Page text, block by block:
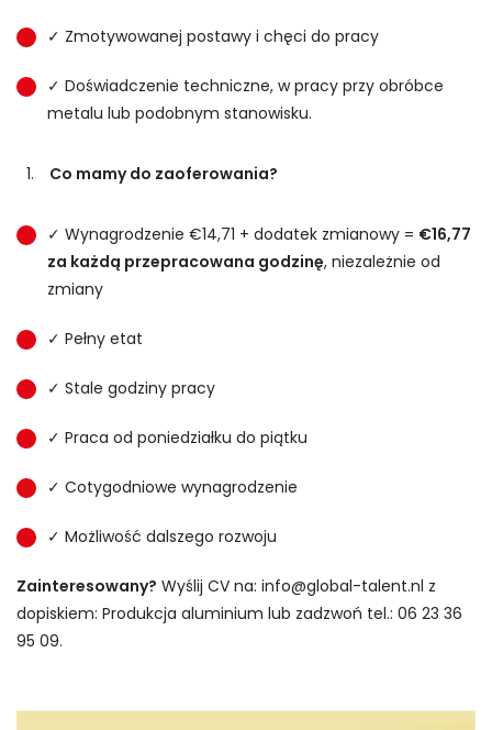
✓ Zmotywowanej postawy i chęci do pracy
✓ Doświadczenie techniczne, w pracy przy obróbce
metalu lub podobnym stanowisku.
Co mamy do zaoferowania?
✓ Wynagrodzenie €14,71 + dodatek zmianowy = €16,77
za każdą przepracowana godzinę, niezależnie od
zmiany
✓ Pełny etat
✓ Stale godziny pracy
✓ Praca od poniedziałku do piątku
✓ Cotygodniowe wynagrodzenie
✓ Możliwość dalszego rozwoju
Zainteresowany? Wyślij CV na: info@global-talent.nl z
dopiskiem: Produkcja aluminium lub zadzwoń tel.: 06 23 36
95 09.